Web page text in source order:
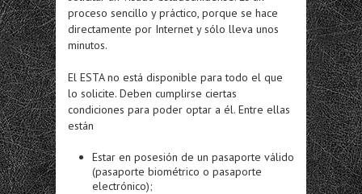
proceso sencillo y práctico, porque se hace
directamente por Internet y sólo lleva unos
minutos.
El ESTA no está disponible para todo el que
lo solicite. Deben cumplirse ciertas
condiciones para poder optar a él. Entre ellas
están
Estar en posesión de un pasaporte válido
(pasaporte biométrico o pasaporte
electrónico);